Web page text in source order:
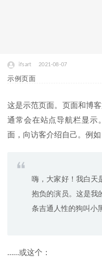
ifsart 2021-08-07
示例页面
这是示范页面。页面和博
通常会在站点导航栏显示
面，向访客介绍自己。例如
嗨，大家好！我白天
抱负的演员。这是我
条吉通人性的狗叫小
……或这个：